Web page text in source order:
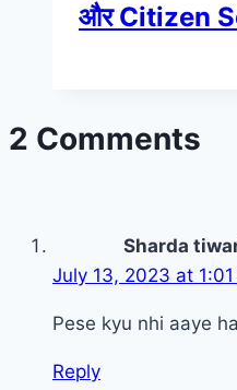
और Citizen
2 Comments
Sharda
July 13, 2023 at
Pese kyu nhi aaye
Reply